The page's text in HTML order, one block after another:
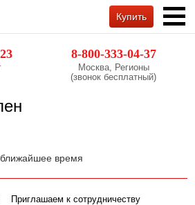
8-800-333-04-37
Москва, Регионы
(звонок бесплатный)
Купить
время
Приглашаем к сотрудничеству